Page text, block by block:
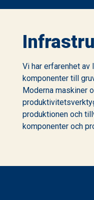
Vi har erfarenhet av
komponenter till
Moderna maskiner
produktionen och
komponenter och